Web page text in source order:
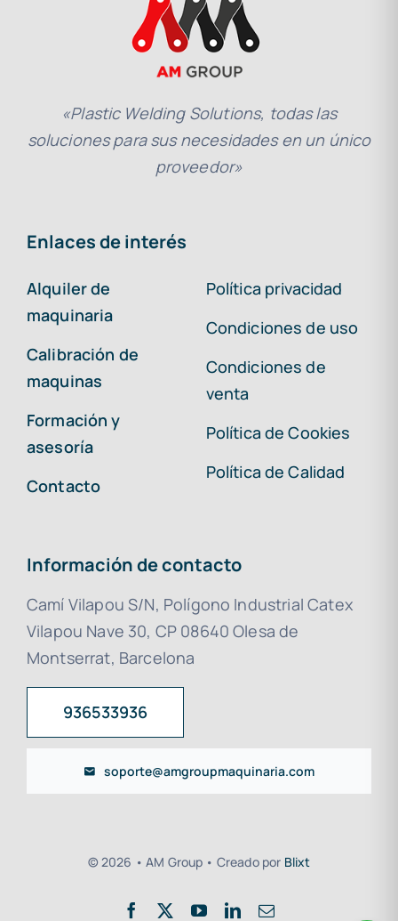
«Plastic Welding Solutions, todas las
soluciones para sus necesidades en un único
proveedor»
Enlaces de interés
Alquiler de
maquinaria
Calibración de
maquinas
Formación y
asesoría
Contacto
Política privacidad
Condiciones de uso
Condiciones de
venta
Política de Cookies
Política de Calidad
Información de contacto
Camí Vilapou S/N, Polígono Industrial Catex
Vilapou Nave 30, CP 08640 Olesa de
Montserrat, Barcelona
936533936
soporte@amgroupmaquinaria.com
© 2026 • AM Group • Creado por Blixt